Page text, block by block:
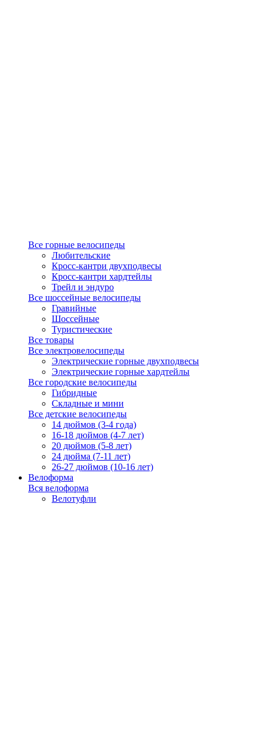
Все горные велосипеды
Любительские
Кросс-кантри двухподвесы
Кросс-кантри хардтейлы
Трейл и эндуро
Все шоссейные велосипеды
Гравийные
Шоссейные
Туристические
Все товары
Все электровелосипеды
Электрические горные двухподвесы
Электрические горные хардтейлы
Все городские велосипеды
Гибридные
Складные и мини
Все детские велосипеды
14 дюймов (3-4 года)
16-18 дюймов (4-7 лет)
20 дюймов (5-8 лет)
24 дюйма (7-11 лет)
26-27 дюймов (10-16 лет)
Велоформа
Вся велоформа
Велотуфли